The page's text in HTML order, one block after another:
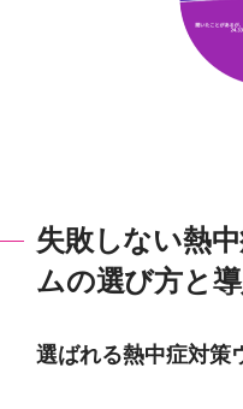
失敗しない熱
ムの選び方と
選ばれる熱中症対策